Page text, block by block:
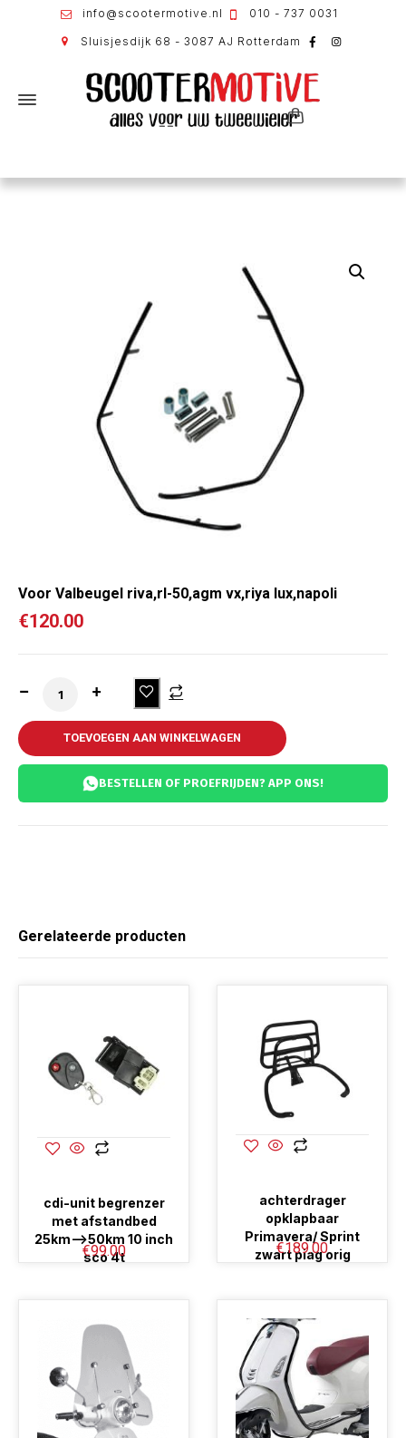
info@scootermotive.nl 010 - 737 0031
Sluisjesdijk 68 - 3087 AJ Rotterdam
Voor Valbeugel riva,rl-50,agm vx,riya lux,napoli
€120.00
TOEVOEGEN AAN WINKELWAGEN
BESTELLEN OF PROEFRIJDEN? APP ONS!
Gerelateerde producten
cdi-unit begrenzer
met afstandbed
25km–>50km 10 inch
sco 4t
€99.00
achterdrager
opklapbaar
Primavera/ Sprint
zwart piag orig
€189.00